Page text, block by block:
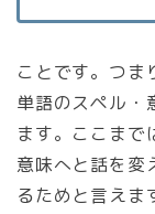
ことです。つま
単語のスペル・
ます。ここまで
意味へと話を変
るためと言えま